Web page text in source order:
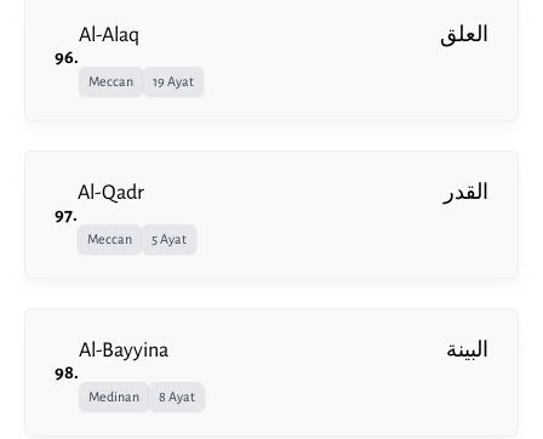
96.
Al-Alaq العلق
Meccan 19 Ayat
97.
Al-Qadr القدر
Meccan 5 Ayat
98.
Al-Bayyina البينة
Medinan 8 Ayat